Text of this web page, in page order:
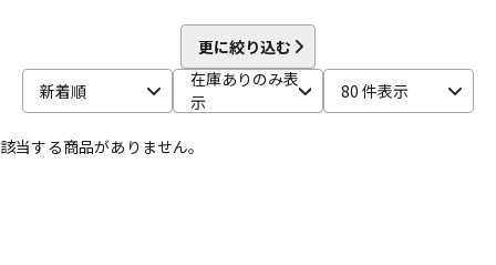
エレキギター アコギ/エレアコ
ベース
更に絞り込む
新着順
在庫ありのみ表
示
80 件表示
該当する商品がありません。